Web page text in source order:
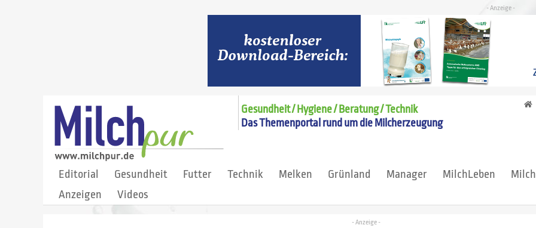
Gesundheit / Hygiene / Beratung / Technik
Das Themenportal rund um die Milcherzeugung
Editorial Gesundheit Futter Technik Melken Grünland Manager MilchLeben
Anzeigen
Videos